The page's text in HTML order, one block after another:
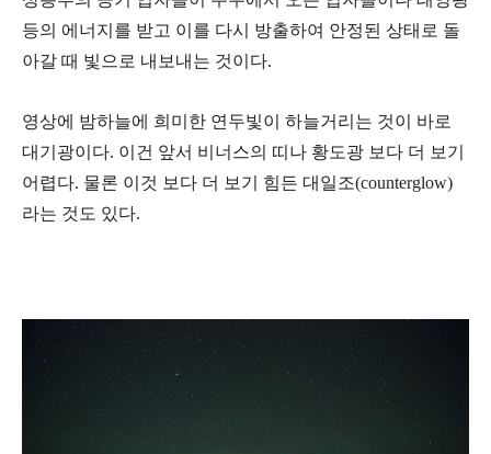
등의 에너지를 받고 이를 다시 방출하여 안정된 상태로 돌
아갈 때 빛으로 내보내는 것이다.
영상에 밤하늘에 희미한 연두빛이 하늘거리는 것이 바로
대기광이다. 이건 앞서 비너스의 띠나 황도광 보다 더 보기
어렵다. 물론 이것 보다 더 보기 힘든 대일조(counterglow)
라는 것도 있다.